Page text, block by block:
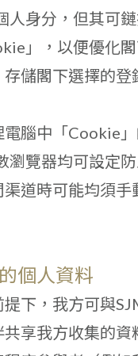
人身分，但其可
」，以便優化
儲閣下選擇的
腦中「Cookie
瀏覽器均可設定
道時可能均須
個人資料
下，我方可與
享我方收集的